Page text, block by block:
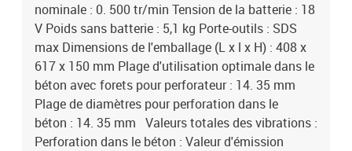
nominale : 0. 500 tr/min Tension de la batterie : 18
V Poids sans batterie : 5,1 kg Porte-outils : SDS
max Dimensions de l'emballage (L x l x H) : 408 x
617 x 150 mm Plage d'utilisation optimale dans le
béton avec forets pour perforateur : 14. 35 mm
Plage de diamètres pour perforation dans le
béton : 14. 35 mm Valeurs totales des vibrations :
Perforation dans le béton : Valeur d'émission